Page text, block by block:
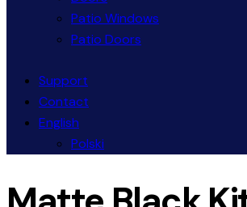
Patio Windows
Patio Doors
Support
Contact
English
Polski